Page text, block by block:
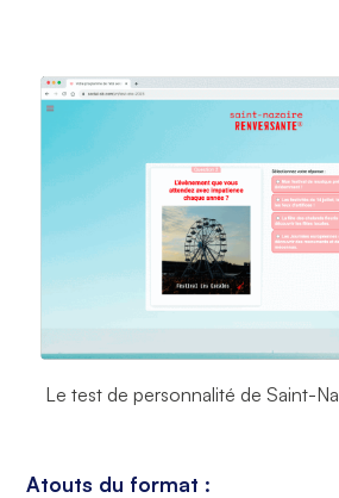
Le test de personnalité de Saint-
Atouts du format :